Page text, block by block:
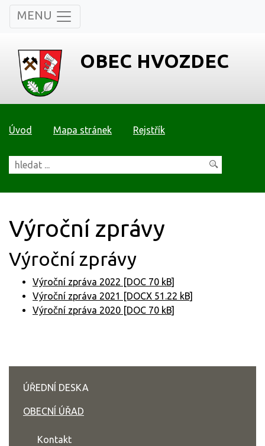
MENU
OBEC HVOZDEC
Úvod Mapa stránek Rejstřík
Výroční zprávy
Výroční zprávy
Výroční zpráva 2022 [DOC 70 kB]
Výroční zpráva 2021 [DOCX 51.22 kB]
Výroční zpráva 2020 [DOC 70 kB]
ÚŘEDNÍ DESKA
OBECNÍ ÚŘAD
Kontakt